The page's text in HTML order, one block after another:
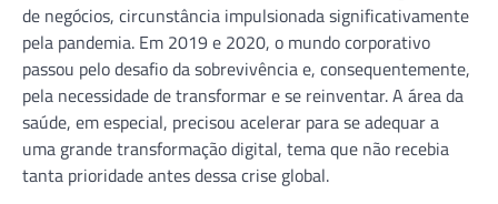
de negócios, circunstância impulsionada significativamente
pela pandemia. Em 2019 e 2020, o mundo corporativo
passou pelo desafio da sobrevivência e, consequentemente,
pela necessidade de transformar e se reinventar. A área da
saúde, em especial, precisou acelerar para se adequar a
uma grande transformação digital, tema que não recebia
tanta prioridade antes dessa crise global.